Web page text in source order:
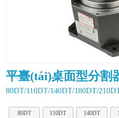
平臺(tái)桌面型分割
80DT/110DT/140DT/180DT/
80DT 110DT 140DT